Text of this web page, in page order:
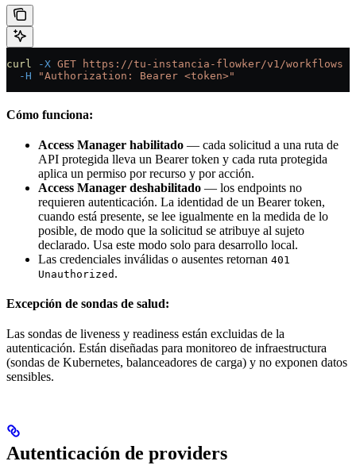
curl -X GET https://tu-instancia-flowker/v1/workflows
  -H
"Authorization: Bearer <token>"
Cómo funciona:
Access Manager habilitado — cada solicitud a una ruta de
API protegida lleva un Bearer token y cada ruta protegida
aplica un permiso por recurso y por acción.
Access Manager deshabilitado — los endpoints no
requieren autenticación. La identidad de un Bearer token,
cuando está presente, se lee igualmente en la medida de lo
posible, de modo que la solicitud se atribuye al sujeto
declarado. Usa este modo solo para desarrollo local.
Las credenciales inválidas o ausentes retornan 401
Unauthorized .
Excepción de sondas de salud:
Las sondas de liveness y readiness están excluidas de la
autenticación. Están diseñadas para monitoreo de infraestructura
(sondas de Kubernetes, balanceadores de carga) y no exponen datos
sensibles.
Autenticación de providers